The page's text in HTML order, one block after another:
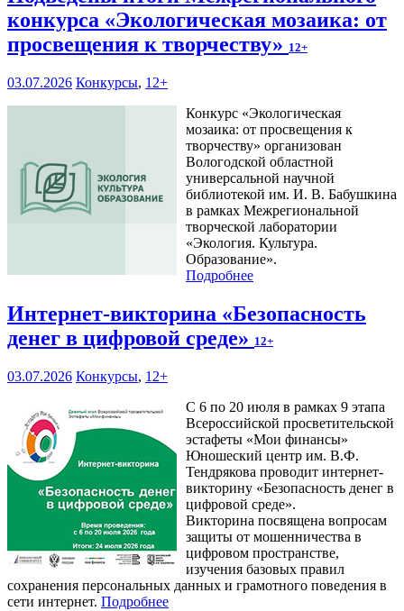
конкурса «Экологическая мозаика: от
просвещения к творчеству» 12+
03.07.2026 Конкурсы, 12+
Конкурс «Экологическая
мозаика: от просвещения к
творчеству» организован
Вологодской областной
универсальной научной
библиотекой им. И. В. Бабушкина
в рамках Межрегиональной
творческой лаборатории
«Экология. Культура.
Образование».
Подробнее
Интернет-викторина «Безопасность
денег в цифровой среде» 12+
03.07.2026 Конкурсы, 12+
С 6 по 20 июля в рамках 9 этапа
Всероссийской просветительской
эстафеты «Мои финансы»
Юношеский центр им. В.Ф.
Тендрякова проводит интернет-
викторину «Безопасность денег в
цифровой среде».
Викторина посвящена вопросам
защиты от мошенничества в
цифровом пространстве,
изучения базовых правил
сохранения персональных данных и грамотного поведения в
сети интернет. Подробнее